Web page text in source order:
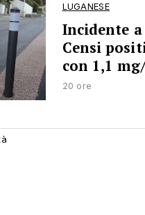
LUGANESE
Incidente
Censi
con 1,1
20 ore